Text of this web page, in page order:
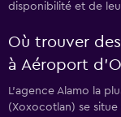
disponibilité et de
Où trouver
à Aéroport
L’agence Alamo la
(Xoxocotlan) se